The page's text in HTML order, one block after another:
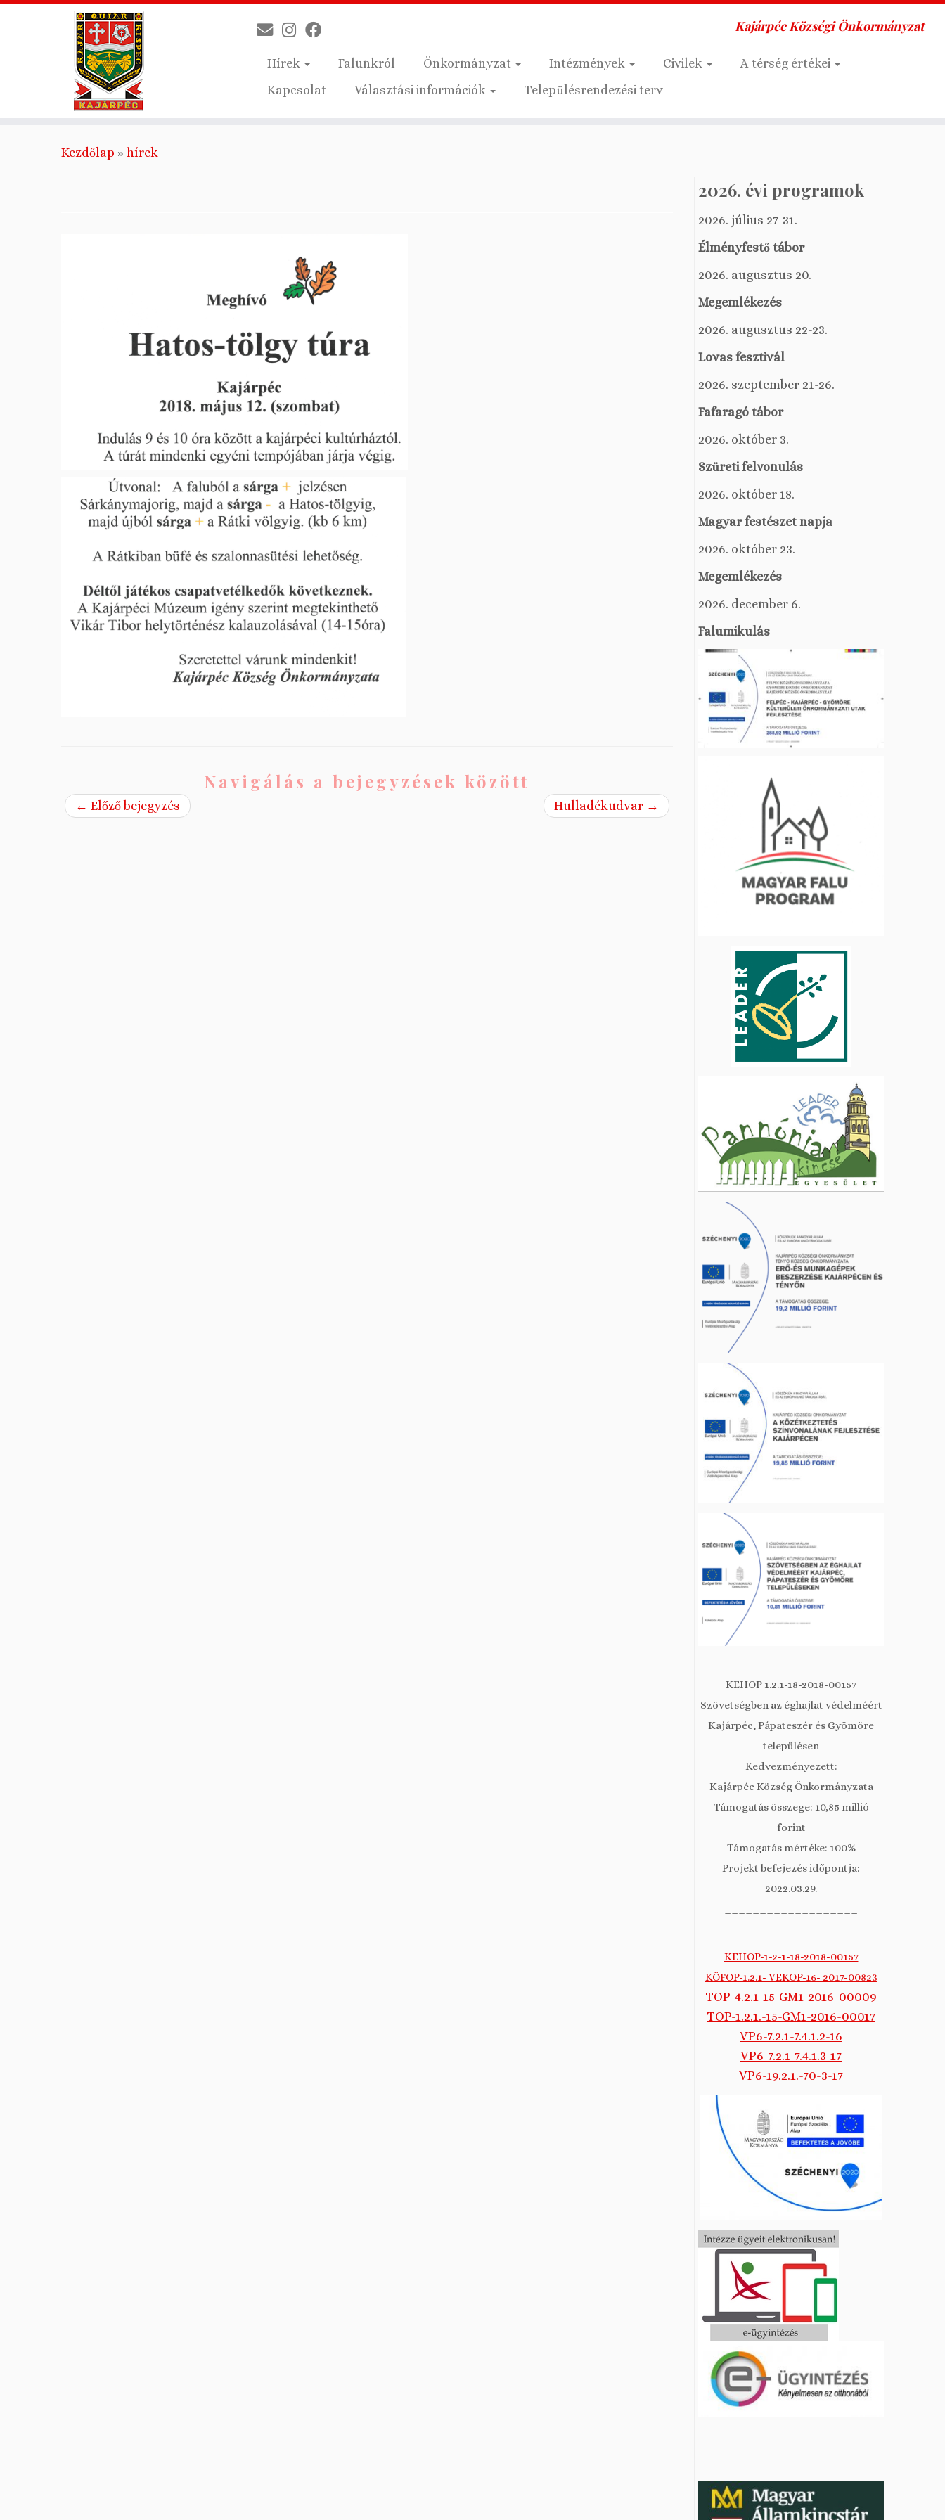
Kajárpéc Községi Önkormányzat
Hírek Falunkról Önkormányzat Intézmények Civilek
A térség értékei
Kapcsolat
Választási információk Településrendezési terv
Kezdőlap » hírek
Navigálás a bejegyzések között
← Előző bejegyzés Hulladékudvar →
2026. évi programok
2026. július 27-31.
Élményfestő tábor
2026. augusztus 20.
Megemlékezés
2026. augusztus 22-23.
Lovas fesztivál
2026. szeptember 21-26.
Fafaragó tábor
2026. október 3.
Szüreti felvonulás
2026. október 18.
Magyar festészet napja
2026. október 23.
Megemlékezés
2026. december 6.
Falumikulás
KEHOP 1.2.1-18-2018-00157
Szövetségben az éghajlat védelméért
Kajárpéc, Pápateszér és Gyömöre
településen
Kedvezményezett:
Kajárpéc Község Önkormányzata
Támogatás összege: 10,85 millió
forint
Támogatás mértéke: 100%
Projekt befejezés időpontja:
2022.03.29.
KEHOP-1-2-1-18-2018-00157
KÖFOP-1.2.1- VEKOP-16- 2017-00823
TOP-4.2.1-15-GM1-2016-00009
TOP-1.2.1.-15-GM1-2016-00017
VP6-7.2.1-7.4.1.2-16
VP6-7.2.1-7.4.1.3-17
VP6-19.2.1.-70-3-17